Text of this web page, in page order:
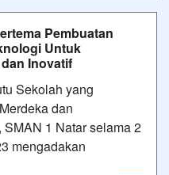
Pembuatan
Untuk
Inovatif
Sekolah yang
dan
1 Natar selama 2
mengadakan